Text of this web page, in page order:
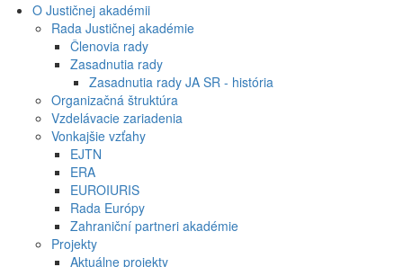
O Justičnej akadémii
Rada Justičnej akadémie
Členovia rady
Zasadnutia rady
Zasadnutia rady JA SR - história
Organizačná štruktúra
Vzdelávacie zariadenia
Vonkajšie vzťahy
EJTN
ERA
EUROIURIS
Rada Európy
Zahraniční partneri akadémie
Projekty
Aktuálne projekty